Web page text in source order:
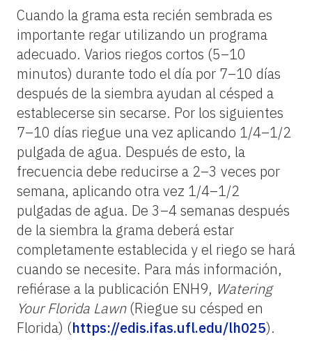
Cuando la grama esta recién sembrada es
importante regar utilizando un programa
adecuado. Varios riegos cortos (5–10
minutos) durante todo el día por 7–10 días
después de la siembra ayudan al césped a
establecerse sin secarse. Por los siguientes
7–10 días riegue una vez aplicando 1/4–1/2
pulgada de agua. Después de esto, la
frecuencia debe reducirse a 2–3 veces por
semana, aplicando otra vez 1/4–1/2
pulgadas de agua. De 3–4 semanas después
de la siembra la grama deberá estar
completamente establecida y el riego se hará
cuando se necesite. Para más información,
refiérase a la publicación ENH9, Watering
Your Florida Lawn(Riegue su césped en
Florida) (https://edis.ifas.ufl.edu/lh025).